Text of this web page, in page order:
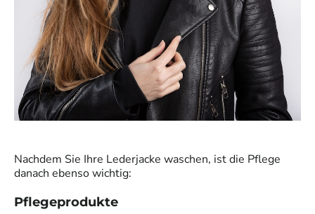
Nachdem Sie Ihre Lederjacke waschen, ist die Pflege
danach ebenso wichtig:
Pflegeprodukte